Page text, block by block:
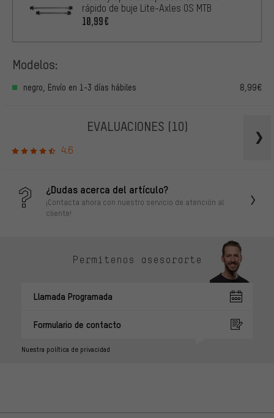
rápido de buje Lite-Axles OS MTB
10,99€
Modelos:
negro, Envío en 1-3 días hábiles 8,99€
EVALUACIONES (10)
4.6
¿Dudas acerca del artículo?
¡Contacta ahora con nuestro servicio de atención al
cliente!
Permítenos asesorarte
Llamada Programada
Formulario de contacto
Nuestra política de privacidad